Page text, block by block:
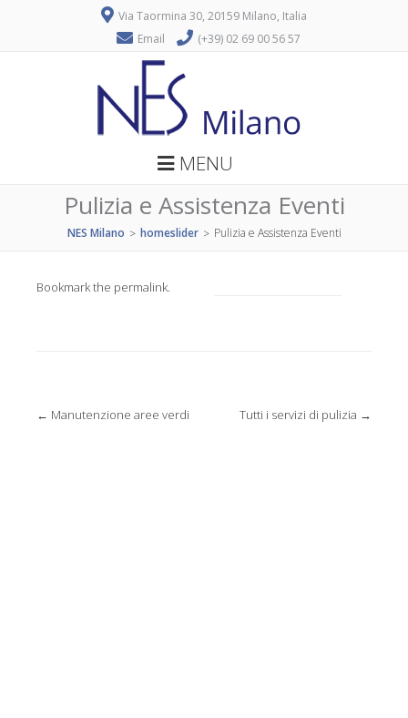
Via Taormina 30, 20159 Milano, Italia
Email
(+39) 02 69 00 56 57
MENU
Pulizia e Assistenza Eventi
NES Milano > homeslider > Pulizia e Assistenza Eventi
Bookmark the permalink.
Post
← Manutenzione aree verdi Tutti i servizi di pulizia →